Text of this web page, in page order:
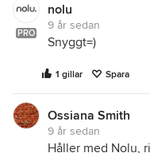
PRO
nolu
9 år sedan
Snyggt=)
1 gillar Spara
Ossiana Smith
9 år sedan
Håller med Nolu,